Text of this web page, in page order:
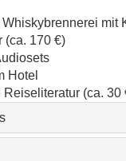
mit
(ca. 170 €)
Hotel
Reiseliteratur (ca. 30